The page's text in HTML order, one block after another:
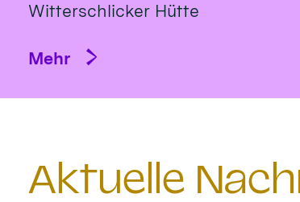
Witterschlicker Hütte
Mehr
Aktuelle